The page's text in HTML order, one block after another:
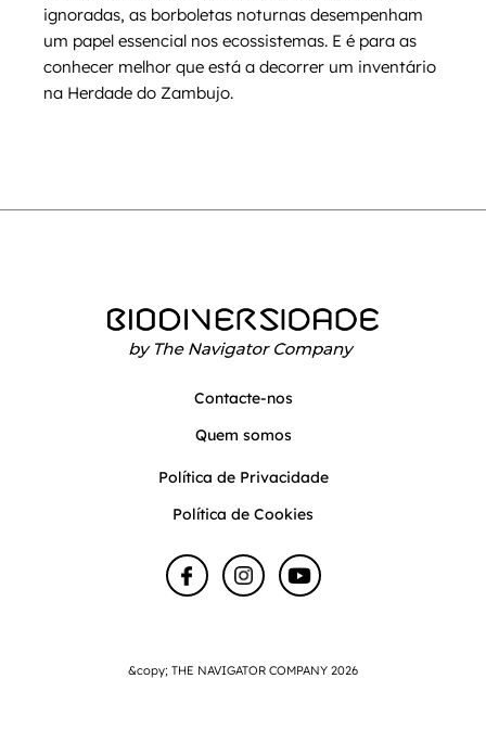
ignoradas, as borboletas noturnas desempenham
um papel essencial nos ecossistemas. E é para as
conhecer melhor que está a decorrer um inventário
na Herdade do Zambujo.
Contacte-nos
Quem somos
Política de Privacidade
Política de Cookies
&copy; THE NAVIGATOR COMPANY 2026